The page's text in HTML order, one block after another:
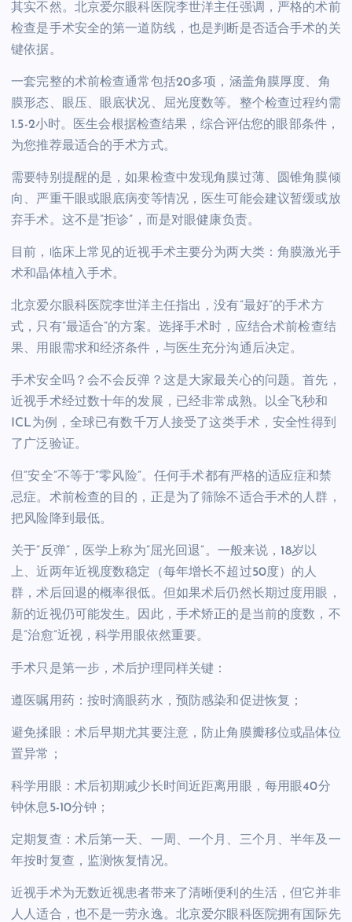
其实不然。北京爱尔眼科医院李世洋主任强调，严格的术前
检查是手术安全的第一道防线，也是判断是否适合手术的关
键依据。
一套完整的术前检查通常包括20多项，涵盖角膜厚度、角
膜形态、眼压、眼底状况、屈光度数等。整个检查过程约需
1.5-2小时。医生会根据检查结果，综合评估您的眼部条件，
为您推荐最适合的手术方式。
需要特别提醒的是，如果检查中发现角膜过薄、圆锥角膜倾
向、严重干眼或眼底病变等情况，医生可能会建议暂缓或放
弃手术。这不是”拒诊”，而是对眼健康负责。
目前，临床上常见的近视手术主要分为两大类：角膜激光手
术和晶体植入手术。
北京爱尔眼科医院李世洋主任指出，没有”最好”的手术方
式，只有”最适合”的方案。选择手术时，应结合术前检查结
果、用眼需求和经济条件，与医生充分沟通后决定。
手术安全吗？会不会反弹？这是大家最关心的问题。首先，
近视手术经过数十年的发展，已经非常成熟。以全飞秒和
ICL为例，全球已有数千万人接受了这类手术，安全性得到
了广泛验证。
但”安全”不等于”零风险”。任何手术都有严格的适应症和禁
忌症。术前检查的目的，正是为了筛除不适合手术的人群，
把风险降到最低。
关于”反弹”，医学上称为”屈光回退”。一般来说，18岁以
上、近两年近视度数稳定（每年增长不超过50度）的人
群，术后回退的概率很低。但如果术后仍然长期过度用眼，
新的近视仍可能发生。因此，手术矫正的是当前的度数，不
是”治愈”近视，科学用眼依然重要。
手术只是第一步，术后护理同样关键：
遵医嘱用药：按时滴眼药水，预防感染和促进恢复；
避免揉眼：术后早期尤其要注意，防止角膜瓣移位或晶体位
置异常；
科学用眼：术后初期减少长时间近距离用眼，每用眼40分
钟休息5-10分钟；
定期复查：术后第一天、一周、一个月、三个月、半年及一
年按时复查，监测恢复情况。
近视手术为无数近视患者带来了清晰便利的生活，但它并非
人人适合，也不是一劳永逸。北京爱尔眼科医院拥有国际先